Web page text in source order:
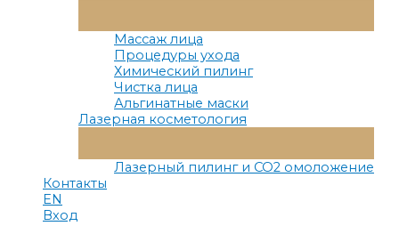
Меню
Массаж лица
Процедуры ухода
Химический пилинг
Чистка лица
Альгинатные маски
Лазерная косметология
Меню
Лазерный пилинг и СО2 омоложение
Контакты
EN
Вход